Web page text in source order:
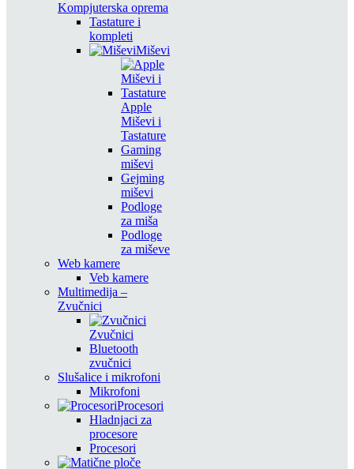
Kompjuterska oprema
Tastature i
kompleti
Miševi
Apple
Miševi i
Tastature
Gaming
miševi
Gejming
miševi
Podloge
za miša
Podloge
za miševe
Web kamere
Veb kamere
Multimedija –
Zvučnici
Zvučnici
Bluetooth
zvučnici
Slušalice i mikrofoni
Mikrofoni
Procesori
Hladnjaci za
procesore
Procesori